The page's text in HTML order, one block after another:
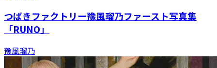
つばきファクトリー豫風瑠乃ファースト写真集
「RUNO」
豫風瑠乃